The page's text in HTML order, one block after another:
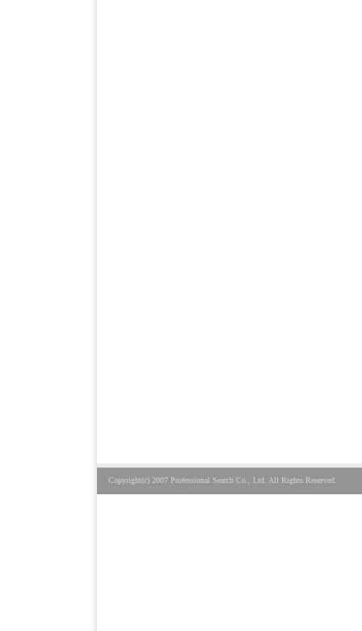
Copyright(c) 2007 Professional Search Co., Ltd. All Rights Reserved.